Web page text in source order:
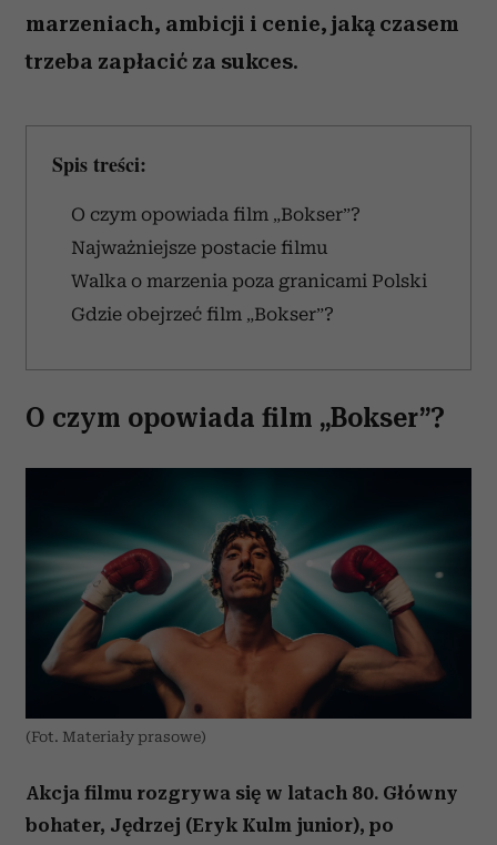
marzeniach, ambicji i cenie, jaką czasem
trzeba zapłacić za sukces.
Spis treści:
O czym opowiada film „Bokser”?
Najważniejsze postacie filmu
Walka o marzenia poza granicami Polski
Gdzie obejrzeć film „Bokser”?
O czym opowiada film „Bokser”?
(Fot. Materiały prasowe)
Akcja filmu rozgrywa się w latach 80. Główny
bohater, Jędrzej (Eryk Kulm junior), po